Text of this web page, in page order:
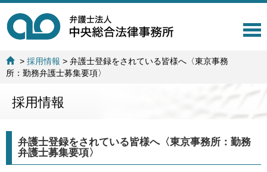
T
>採用情報 >弁護士登録をされている皆様へ〈東京事務
所：勤務弁護士募集要項〉
採用情報
弁護士登録をされている皆様へ〈東京事務所：勤務
弁護士募集要項〉